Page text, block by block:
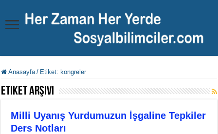
Anasayfa / Etiket:kongreler
Etiket Arşivi
Milli Uyanış Yurdumuzun İşgaline Tepkiler
Ders Notları